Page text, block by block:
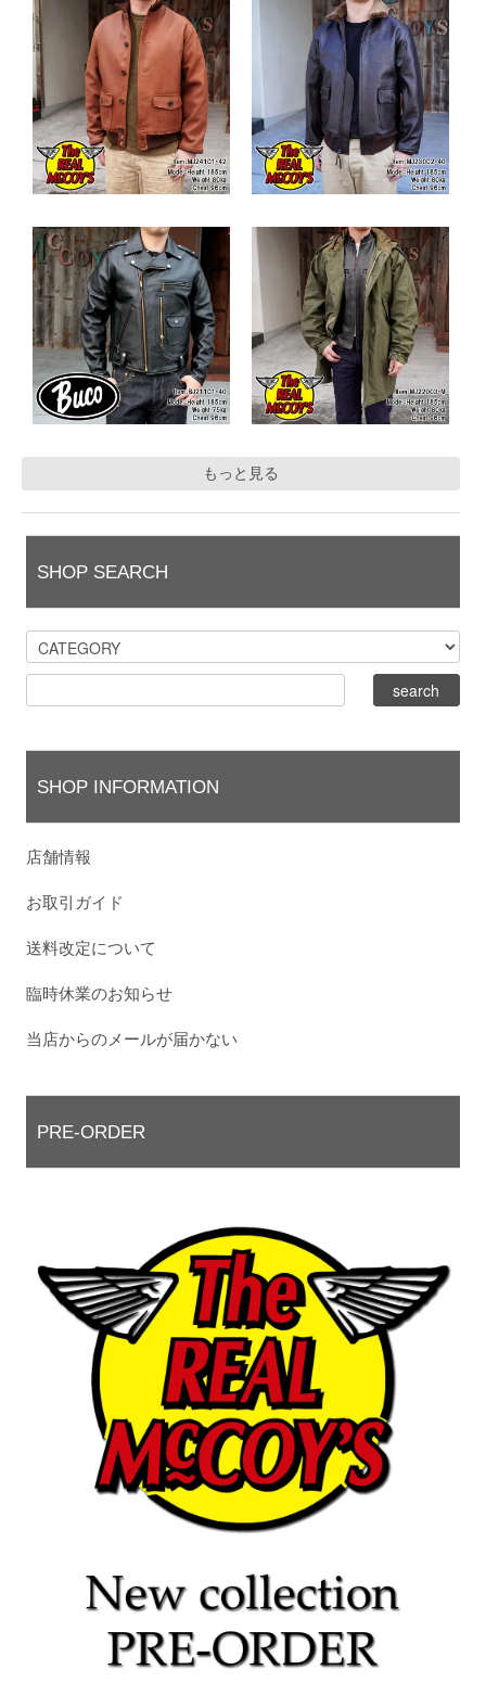
もっと見る
SHOP SEARCH
SHOP INFORMATION
店舗情報
お取引ガイド
送料改定について
臨時休業のお知らせ
当店からのメールが届かない
PRE-ORDER